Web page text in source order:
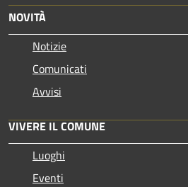
NOVITÀ
Notizie
Comunicati
Avvisi
VIVERE IL COMUNE
Luoghi
Eventi